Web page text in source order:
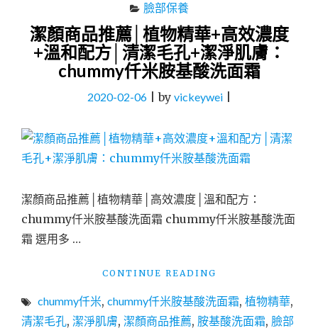
臉部保養
潔顏商品推薦│植物精華+高效濃度
+溫和配方│清潔毛孔+潔淨肌膚：
chummy仟米胺基酸洗面霜
2020-02-06|by vickeywei|
潔顏商品推薦│植物精華│高效濃度│溫和配方：
chummy仟米胺基酸洗面霜 chummy仟米胺基酸洗面
霜 選用多 …
CONTINUE READING
商
品
chummy仟米, chummy仟米胺基酸洗面霜, 植物精華,
清潔毛孔, 潔淨肌膚, 潔顏商品推薦, 胺基酸洗面霜, 臉部